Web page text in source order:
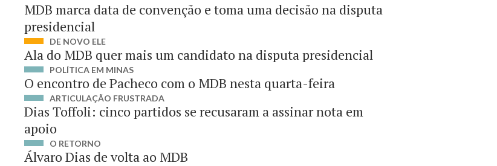
MDB marca data de convenção e toma uma decisão na disputa
presidencial
DE NOVO ELE
Ala do MDB quer mais um candidato na disputa presidencial
POLÍTICA EM MINAS
O encontro de Pacheco com o MDB nesta quarta-feira
ARTICULAÇÃO FRUSTRADA
Dias Toffoli: cinco partidos se recusaram a assinar nota em
apoio
O RETORNO
Álvaro Dias de volta ao MDB